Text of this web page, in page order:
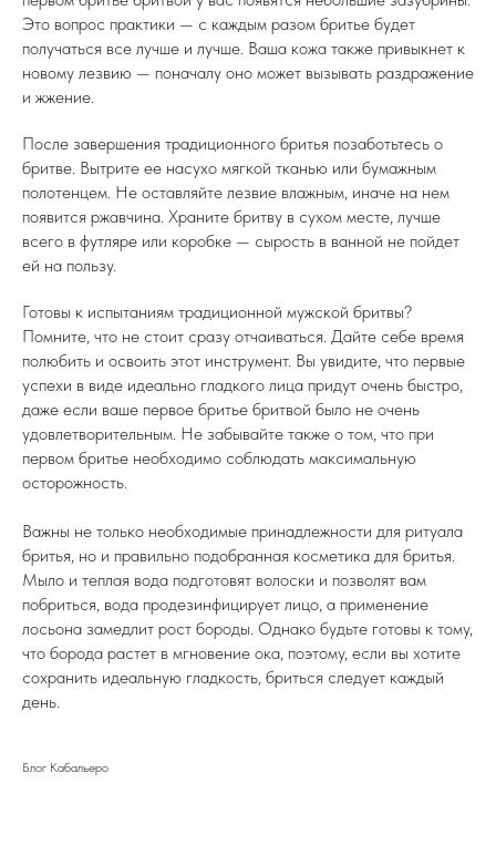
Это вопрос практики — с каждым разом бритье будет
получаться все лучше и лучше. Ваша кожа также привыкнет к
новому лезвию — поначалу оно может вызывать раздражение
и жжение.
После завершения традиционного бритья позаботьтесь о
бритве. Вытрите ее насухо мягкой тканью или бумажным
полотенцем. Не оставляйте лезвие влажным, иначе на нем
появится ржавчина. Храните бритву в сухом месте, лучше
всего в футляре или коробке — сырость в ванной не пойдет
ей на пользу.
Готовы к испытаниям традиционной мужской бритвы?
Помните, что не стоит сразу отчаиваться. Дайте себе время
полюбить и освоить этот инструмент. Вы увидите, что первые
успехи в виде идеально гладкого лица придут очень быстро,
даже если ваше первое бритье бритвой было не очень
удовлетворительным. Не забывайте также о том, что при
первом бритье необходимо соблюдать максимальную
осторожность.
Важны не только необходимые принадлежности для ритуала
бритья, но и правильно подобранная косметика для бритья.
Мыло и теплая вода подготовят волоски и позволят вам
побриться, вода продезинфицирует лицо, а применение
лосьона замедлит рост бороды. Однако будьте готовы к тому,
что борода растет в мгновение ока, поэтому, если вы хотите
сохранить идеальную гладкость, бриться следует каждый
день.
Блог Кабальеро